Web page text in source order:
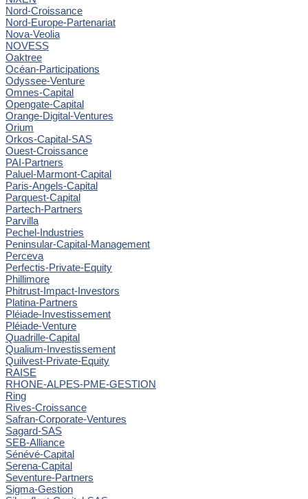
Nord-Croissance
Nord-Europe-Partenariat
Nova-Veolia
NOVESS
Oaktree
Océan-Participations
Odyssee-Venture
Omnes-Capital
Opengate-Capital
Orange-Digital-Ventures
Orium
Orkos-Capital-SAS
Ouest-Croissance
PAI-Partners
Paluel-Marmont-Capital
Paris-Angels-Capital
Parquest-Capital
Partech-Partners
Parvilla
Pechel-Industries
Peninsular-Capital-Management
Perceva
Perfectis-Private-Equity
Phillimore
Phitrust-Impact-Investors
Platina-Partners
Pléiade-Investissement
Pléiade-Venture
Quadrille-Capital
Qualium-Investissement
Quilvest-Private-Equity
RAISE
RHONE-ALPES-PME-GESTION
Ring
Rives-Croissance
Safran-Corporate-Ventures
Sagard-SAS
SEB-Alliance
Sénévé-Capital
Serena-Capital
Seventure-Partners
Sigma-Gestion